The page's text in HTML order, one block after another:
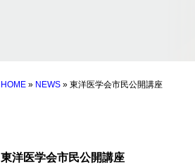
HOME » NEWS » 東洋医学会市民公開講座
東洋医学会市民公開講座